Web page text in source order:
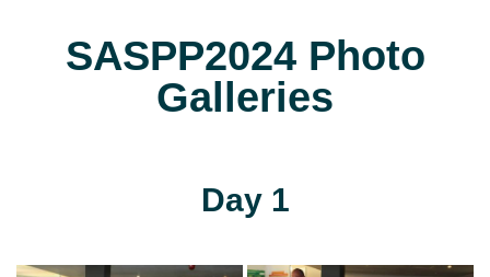
SASPP2024 Photo
Galleries
Day 1